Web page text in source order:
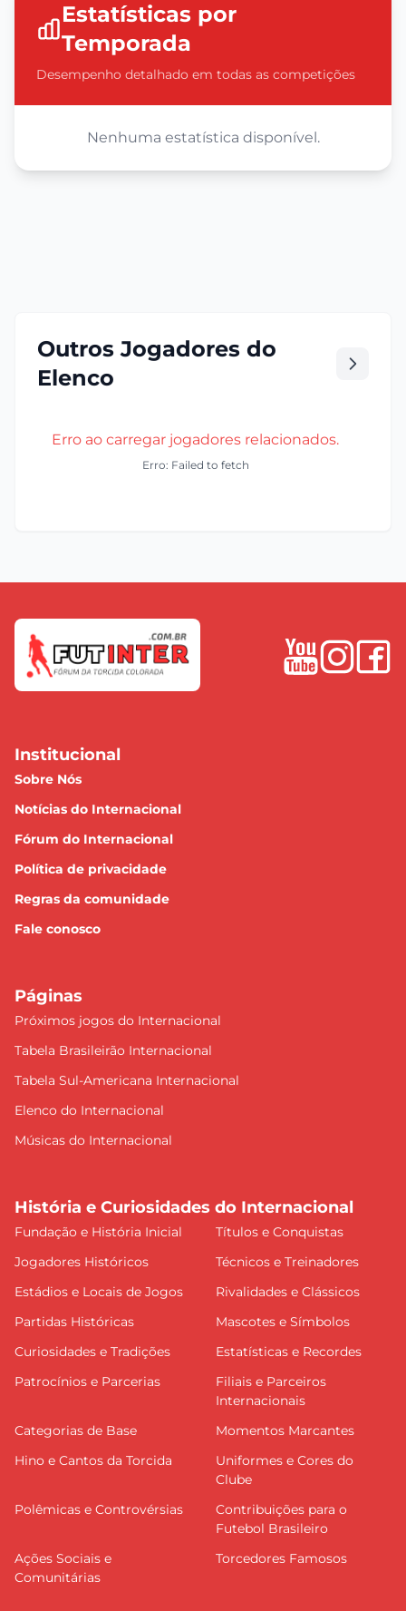
Estatísticas por
Temporada
Desempenho detalhado em todas as competições
Nenhuma estatística disponível.
Outros Jogadores do
Elenco
Erro ao carregar jogadores relacionados.
Erro: Failed to fetch
Institucional
Sobre Nós
Notícias do Internacional
Fórum do Internacional
Política de privacidade
Regras da comunidade
Fale conosco
Páginas
Próximos jogos do Internacional
Tabela Brasileirão Internacional
Tabela Sul-Americana Internacional
Elenco do Internacional
Músicas do Internacional
História e Curiosidades do Internacional
Fundação e História Inicial
Títulos e Conquistas
Jogadores Históricos
Técnicos e Treinadores
Estádios e Locais de Jogos
Rivalidades e Clássicos
Partidas Históricas
Mascotes e Símbolos
Curiosidades e Tradições
Estatísticas e Recordes
Patrocínios e Parcerias
Filiais e Parceiros
Internacionais
Categorias de Base
Momentos Marcantes
Hino e Cantos da Torcida
Uniformes e Cores do
Clube
Polêmicas e Controvérsias
Contribuições para o
Futebol Brasileiro
Ações Sociais e
Comunitárias
Torcedores Famosos